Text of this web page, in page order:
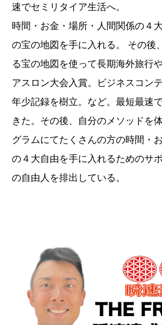
速でセミリタイア生活へ。
時間・お金・場所・人間関係の４
の宝の地図を手に入れる。 その後
る宝の地図を使って長期海外旅行
アスロン大会入賞。ビジネスコン
年少記録を樹立。など。最短最速
きた。その後、自分のメソッドを
グラムにてたくさんの方の時間・
の４大自由を手に入れるためのサ
の自由人を排出している。